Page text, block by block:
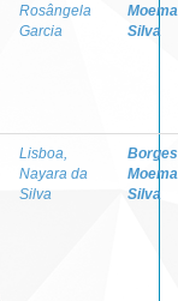
Rosângela
Garcia
Silva
Lisboa,
Nayara da
Silva
Silva